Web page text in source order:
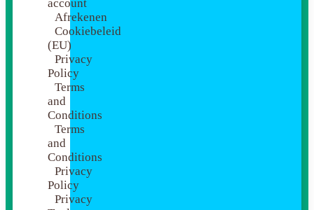
account
Afrekenen
Cookiebeleid
(EU)
Privacy
Policy
Terms
and
Conditions
Terms
and
Conditions
Privacy
Policy
Privacy